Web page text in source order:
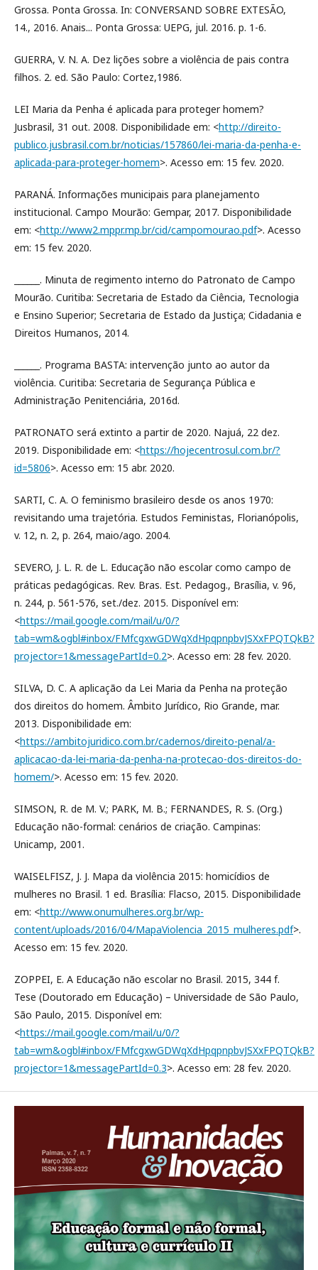
Grossa. Ponta Grossa. In: CONVERSAND SOBRE EXTESÃO,
14., 2016. Anais... Ponta Grossa: UEPG, jul. 2016. p. 1-6.
GUERRA, V. N. A. Dez lições sobre a violência de pais contra
filhos. 2. ed. São Paulo: Cortez,1986.
LEI Maria da Penha é aplicada para proteger homem?
Jusbrasil, 31 out. 2008. Disponibilidade em: <http://direito-
publico.jusbrasil.com.br/noticias/157860/lei-maria-da-penha-e-
aplicada-para-proteger-homem>. Acesso em: 15 fev. 2020.
PARANÁ. Informações municipais para planejamento
institucional. Campo Mourão: Gempar, 2017. Disponibilidade
em: <http://www2.mppr.mp.br/cid/campomourao.pdf>. Acesso
em: 15 fev. 2020.
______. Minuta de regimento interno do Patronato de Campo
Mourão. Curitiba: Secretaria de Estado da Ciência, Tecnologia
e Ensino Superior; Secretaria de Estado da Justiça; Cidadania e
Direitos Humanos, 2014.
______. Programa BASTA: intervenção junto ao autor da
violência. Curitiba: Secretaria de Segurança Pública e
Administração Penitenciária, 2016d.
PATRONATO será extinto a partir de 2020. Najuá, 22 dez.
2019. Disponibilidade em: <https://hojecentrosul.com.br/?
id=5806>. Acesso em: 15 abr. 2020.
SARTI, C. A. O feminismo brasileiro desde os anos 1970:
revisitando uma trajetória. Estudos Feministas, Florianópolis,
v. 12, n. 2, p. 264, maio/ago. 2004.
SEVERO, J. L. R. de L. Educação não escolar como campo de
práticas pedagógicas. Rev. Bras. Est. Pedagog., Brasília, v. 96,
n. 244, p. 561-576, set./dez. 2015. Disponível em:
<https://mail.google.com/mail/u/0/?
tab=wm&ogbl#inbox/FMfcgxwGDWqXdHpqpnpbvJSXxFPQTQkB?
projector=1&messagePartId=0.2>. Acesso em: 28 fev. 2020.
SILVA, D. C. A aplicação da Lei Maria da Penha na proteção
dos direitos do homem. Âmbito Jurídico, Rio Grande, mar.
2013. Disponibilidade em:
<https://ambitojuridico.com.br/cadernos/direito-penal/a-
aplicacao-da-lei-maria-da-penha-na-protecao-dos-direitos-do-
homem/>. Acesso em: 15 fev. 2020.
SIMSON, R. de M. V.; PARK, M. B.; FERNANDES, R. S. (Org.)
Educação não-formal: cenários de criação. Campinas:
Unicamp, 2001.
WAISELFISZ, J. J. Mapa da violência 2015: homicídios de
mulheres no Brasil. 1 ed. Brasília: Flacso, 2015. Disponibilidade
em: <http://www.onumulheres.org.br/wp-
content/uploads/2016/04/MapaViolencia_2015_mulheres.pdf>.
Acesso em: 15 fev. 2020.
ZOPPEI, E. A Educação não escolar no Brasil. 2015, 344 f.
Tese (Doutorado em Educação) – Universidade de São Paulo,
São Paulo, 2015. Disponível em:
<https://mail.google.com/mail/u/0/?
tab=wm&ogbl#inbox/FMfcgxwGDWqXdHpqpnpbvJSXxFPQTQkB?
projector=1&messagePartId=0.3>. Acesso em: 28 fev. 2020.